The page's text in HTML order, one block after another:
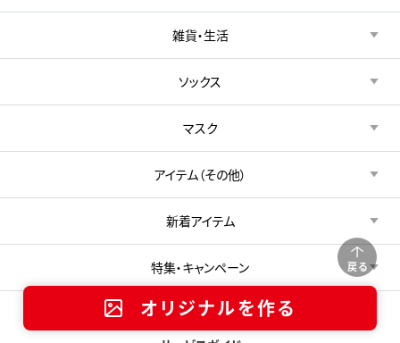
戻る
オリジナルを作る
雑貨・生活
ソックス
マスク
アイテム（その他）
新着アイテム
特集・キャンペーン